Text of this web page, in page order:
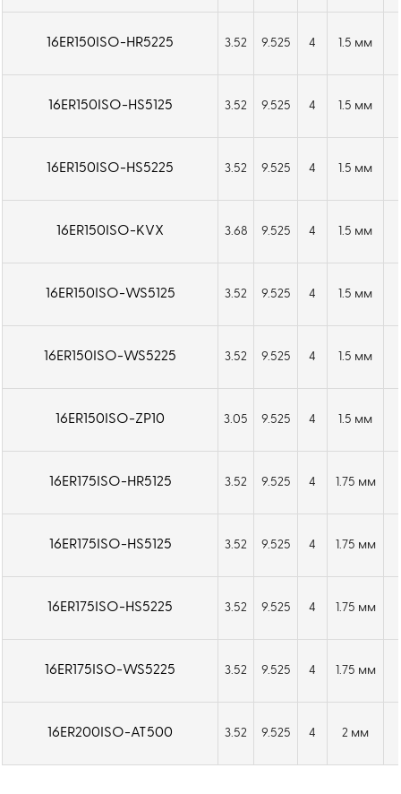
16ER150ISO-HR5225 3.52 9.525 4 1.5 мм
16ER150ISO-HS5125 3.52 9.525 4 1.5 мм
16ER150ISO-HS5225 3.52 9.525 4 1.5 мм
16ER150ISO-KVX 3.68 9.525 4 1.5 мм
16ER150ISO-WS5125 3.52 9.525 4 1.5 мм
16ER150ISO-WS5225 3.52 9.525 4 1.5 мм
16ER150ISO-ZP10 3.05 9.525 4 1.5 мм
16ER175ISO-HR5125 3.52 9.525 4 1.75 мм
16ER175ISO-HS5125 3.52 9.525 4 1.75 мм
16ER175ISO-HS5225 3.52 9.525 4 1.75 мм
16ER175ISO-WS5225 3.52 9.525 4 1.75 мм
16ER200ISO-AT500 3.52 9.525 4 2 мм